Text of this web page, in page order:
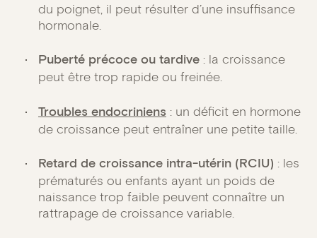
du poignet, il peut résulter d’une insuffisance
hormonale.
Puberté précoce ou tardive : la croissance
peut être trop rapide ou freinée.
Troubles endocriniens : un déficit en hormone
de croissance peut entraîner une petite taille.
Retard de croissance intra-utérin (RCIU) : les
prématurés ou enfants ayant un poids de
naissance trop faible peuvent connaître un
rattrapage de croissance variable.